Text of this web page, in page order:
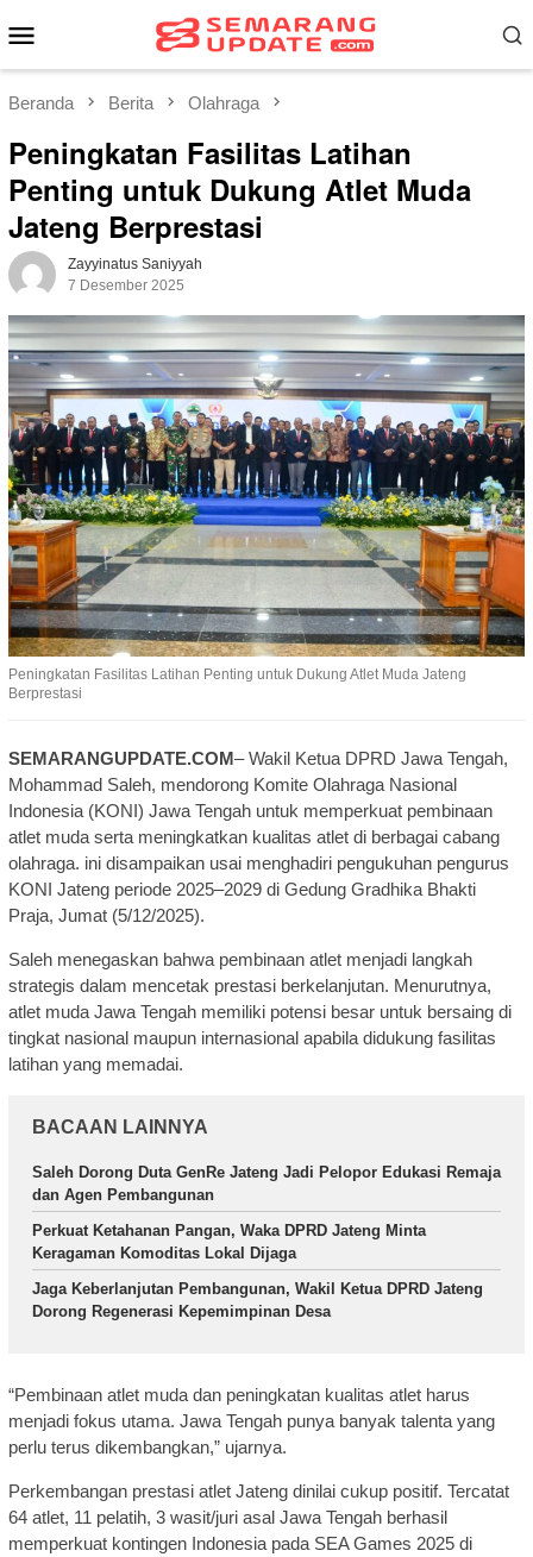
ke
Mobile
Beranda Berita Olahraga
Peningkatan Fasilitas Latihan
Penting untuk Dukung Atlet Muda
Jateng Berprestasi
Zayyinatus Saniyyah
7 Desember 2025
Peningkatan Fasilitas Latihan Penting untuk Dukung Atlet Muda Jateng
Berprestasi
SEMARANGUPDATE.COM– Wakil Ketua DPRD Jawa Tengah,
Mohammad Saleh, mendorong Komite Olahraga Nasional
Indonesia (KONI) Jawa Tengah untuk memperkuat pembinaan
atlet muda serta meningkatkan kualitas atlet di berbagai cabang
olahraga. ini disampaikan usai menghadiri pengukuhan pengurus
KONI Jateng periode 2025–2029 di Gedung Gradhika Bhakti
Praja, Jumat (5/12/2025).
Saleh menegaskan bahwa pembinaan atlet menjadi langkah
strategis dalam mencetak prestasi berkelanjutan. Menurutnya,
atlet muda Jawa Tengah memiliki potensi besar untuk bersaing di
tingkat nasional maupun internasional apabila didukung fasilitas
latihan yang memadai.
BACAAN LAINNYA
Saleh Dorong Duta GenRe Jateng Jadi Pelopor Edukasi Remaja
dan Agen Pembangunan
Perkuat Ketahanan Pangan, Waka DPRD Jateng Minta
Keragaman Komoditas Lokal Dijaga
Jaga Keberlanjutan Pembangunan, Wakil Ketua DPRD Jateng
Dorong Regenerasi Kepemimpinan Desa
“Pembinaan atlet muda dan peningkatan kualitas atlet harus
menjadi fokus utama. Jawa Tengah punya banyak talenta yang
perlu terus dikembangkan,” ujarnya.
Perkembangan prestasi atlet Jateng dinilai cukup positif. Tercatat
64 atlet, 11 pelatih, 3 wasit/juri asal Jawa Tengah berhasil
memperkuat kontingen Indonesia pada SEA Games 2025 di